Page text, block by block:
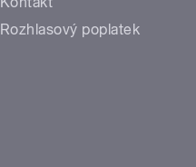
Rozhlasový poplatek